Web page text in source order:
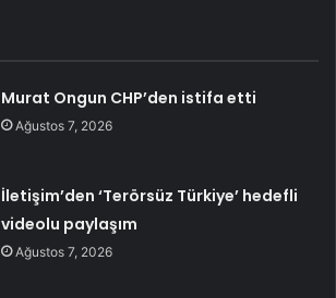
Murat Ongun CHP’den istifa etti
Ağustos 7, 2026
İletişim’den ‘Terörsüz Türkiye’ hedefli
videolu paylaşım
Ağustos 7, 2026